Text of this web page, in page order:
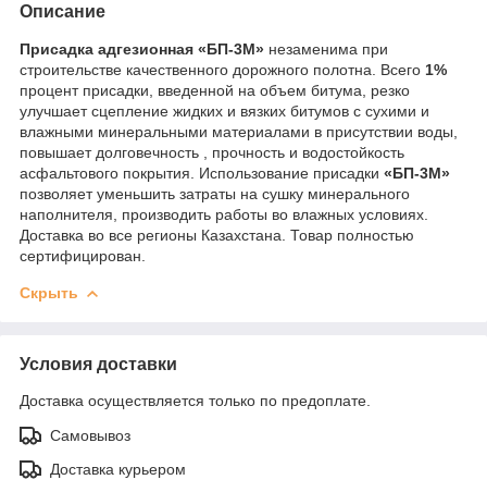
Описание
Присадка адгезионная «БП-3М» незаменима при
строительстве качественного дорожного полотна. Всего 1%
процент присадки, введенной на объем битума, резко
улучшает сцепление жидких и вязких битумов с сухими и
влажными минеральными материалами в присутствии воды,
повышает долговечность , прочность и водостойкость
асфальтового покрытия. Использование присадки «БП-3М»
позволяет уменьшить затраты на сушку минерального
наполнителя, производить работы во влажных условиях.
Доставка во все регионы Казахстана. Товар полностью
сертифицирован.
Скрыть
Условия доставки
Доставка осуществляется только по предоплате.
Самовывоз
Доставка курьером